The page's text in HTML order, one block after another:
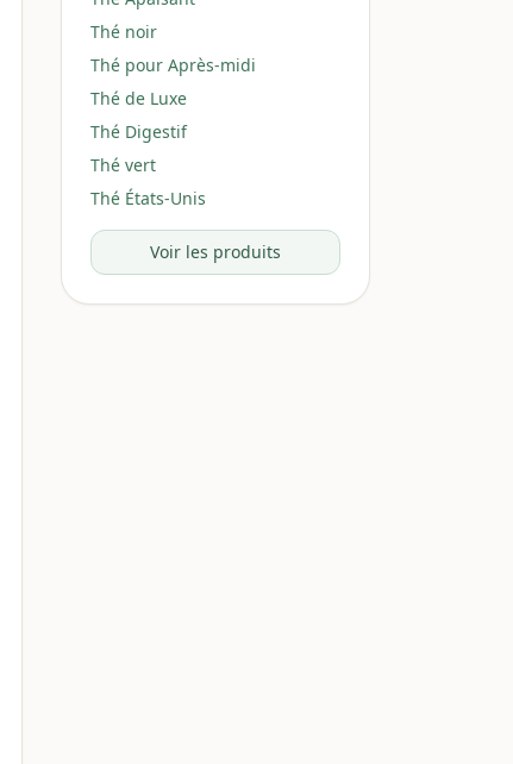
Thé noir
Thé pour Après-midi
Thé de Luxe
Thé Digestif
Thé vert
Thé États-Unis
Voir les produits